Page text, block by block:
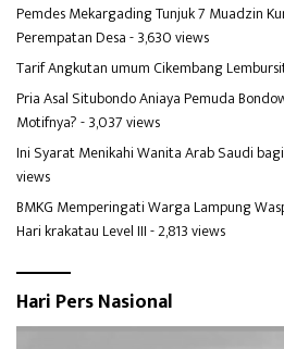
Pemdes Mekargading Tunjuk 7 Muadzin
Perempatan Desa- 3,630 views
Tarif Angkutan umum Cikembang
Pria Asal Situbondo Aniaya Pemuda
Motifnya?- 3,037 views
Ini Syarat Menikahi Wanita Arab Saudi
views
BMKG Memperingati Warga Lampung
Hari krakatau Level III- 2,813 views
Hari Pers Nasional